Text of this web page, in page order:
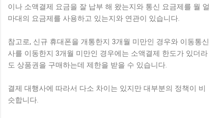
이나 소액결제 요금을 잘 납부 해 왔는지와 통신 요금제를 월 얼
마대의 요금제를 사용하고 있는지와 연관이 있습니다.
참고로, 신규 휴대폰을 개통한지 3개월 미만인 경우와 이동통신
사를 이동한지 3개월 미만인 경우에는 소액결제 한도가 있더라
도 상품권을 구매하는데 제한을 받을 수 있습니다.
결제 대행사에 따라서 다소 차이는 있지만 대부분의 정책이 비
슷합니다.